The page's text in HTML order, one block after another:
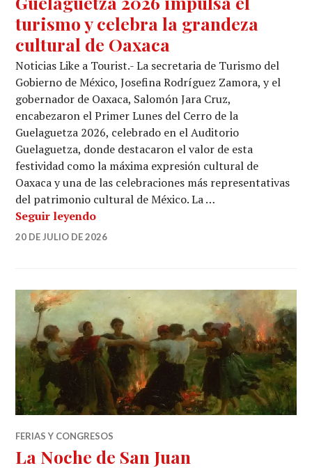
turismo y celebra la grandeza
cultural de Oaxaca
Noticias Like a Tourist.- La secretaria de Turismo del
Gobierno de México, Josefina Rodríguez Zamora, y el
gobernador de Oaxaca, Salomón Jara Cruz,
encabezaron el Primer Lunes del Cerro de la
Guelaguetza 2026, celebrado en el Auditorio
Guelaguetza, donde destacaron el valor de esta
festividad como la máxima expresión cultural de
Oaxaca y una de las celebraciones más representativas
del patrimonio cultural de México. La …
Seguir leyendoGuelaguetza 2026 impulsa el turismo
20 DE JULIO DE 2026
FERIAS Y CONGRESOS
La Noche de San Juan